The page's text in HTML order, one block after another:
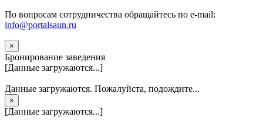
По вопросам сотрудничества обращайтесь по e-mail:
info@portalsaun.ru
×
Бронирование заведения
[Данные загружаются...]
Данные загружаются. Пожалуйста, подождите...
×
[Данные загружаются...]